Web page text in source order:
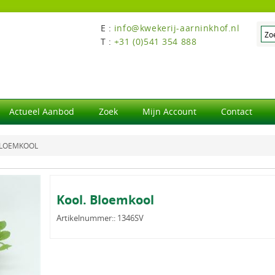
E : info@kwekerij-aarninkhof.nl
T : +31 (0)541 354 888
Actueel Aanbod Zoek Mijn Account Contact
Kool. Bloemkool
Artikelnummer:: 1346SV